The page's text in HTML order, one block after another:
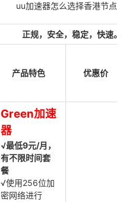
uu加速器怎么选择香港节点
正规，安全，稳定，快速。
产品特色 优惠价
Green加速
器
√最低9元/月，
有不限时间套
餐
√使用256位加
密网络进行